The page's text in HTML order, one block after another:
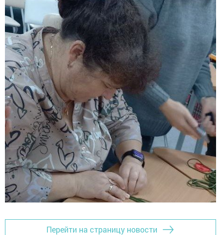
Перейти на страницу новости